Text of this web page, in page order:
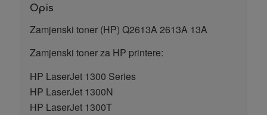
Opis
Zamjenski toner (HP) Q2613A 2613A 13A
Zamjenski toner za HP printere:
HP LaserJet 1300 Series
HP LaserJet 1300N
HP LaserJet 1300T